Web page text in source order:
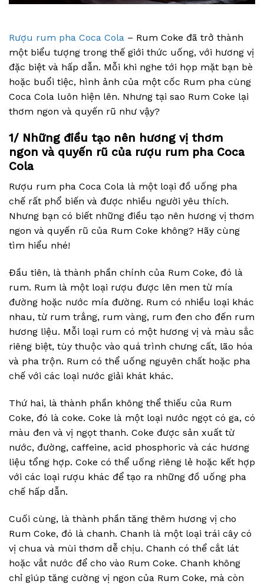
Rượu rum pha Coca Cola – Rum Coke đã trở thành
một biểu tượng trong thế giới thức uống, với hương vị
đặc biệt và hấp dẫn. Mỗi khi nghe tới họp mặt bạn bè
hoặc buổi tiệc, hình ảnh của một cốc Rum pha cùng
Coca Cola luôn hiện lên. Nhưng tại sao Rum Coke lại
thơm ngon và quyến rũ như vậy?
1/ Những điều tạo nên hương vị thơm
ngon và quyến rũ của rượu rum pha Coca
Cola
Rượu rum pha Coca Cola là một loại đồ uống pha
chế rất phổ biến và được nhiều người yêu thích.
Nhưng bạn có biết những điều tạo nên hương vị thơm
ngon và quyến rũ của Rum Coke không? Hãy cùng
tìm hiểu nhé!
Đầu tiên, là thành phần chính của Rum Coke, đó là
rum. Rum là một loại rượu được lên men từ mía
đường hoặc nước mía đường. Rum có nhiều loại khác
nhau, từ rum trắng, rum vàng, rum đen cho đến rum
hương liệu. Mỗi loại rum có một hương vị và màu sắc
riêng biệt, tùy thuộc vào quá trình chưng cất, lão hóa
và pha trộn. Rum có thể uống nguyên chất hoặc pha
chế với các loại nước giải khát khác.
Thứ hai, là thành phần không thể thiếu của Rum
Coke, đó là coke. Coke là một loại nước ngọt có ga, có
màu đen và vị ngọt thanh. Coke được sản xuất từ
nước, đường, caffeine, acid phosphoric và các hương
liệu tổng hợp. Coke có thể uống riêng lẻ hoặc kết hợp
với các loại rượu khác để tạo ra những đồ uống pha
chế hấp dẫn.
Cuối cùng, là thành phần tăng thêm hương vị cho
Rum Coke, đó là chanh. Chanh là một loại trái cây có
vị chua và mùi thơm dễ chịu. Chanh có thể cắt lát
hoặc vắt nước để cho vào Rum Coke. Chanh không
chỉ giúp tăng cường vị ngon của Rum Coke, mà còn